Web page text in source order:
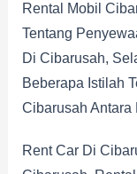
Rental Mobil
Tentang
Di Cibarusah,
Beberapa Istilah
Cibarusah Antara
Rent Car Di